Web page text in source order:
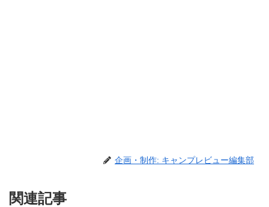
企画・制作: キャンプレビュー編集部
関連記事